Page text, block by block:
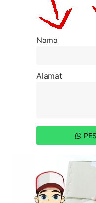
Nama
Alamat